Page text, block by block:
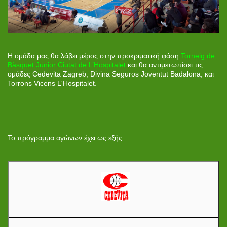
Η ομάδα μας θα λάβει μέρος στην προκριματική φάση Torneig de
Bàsquet Junior Ciutat de L’Hospitalet και θα αντιμετωπίσει τις
ομάδες Cedevita Zagreb, Divina Seguros Joventut Badalona, και
Torrons Vicens L'Hospitalet.
Το πρόγραμμα αγώνων έχει ως εξής: